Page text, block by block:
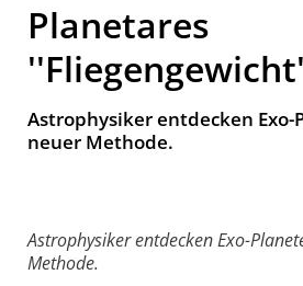
Planetares
Astrophysiker entdecken
neuer Methode.
Astrophysiker entdecken Exo-
Methode.